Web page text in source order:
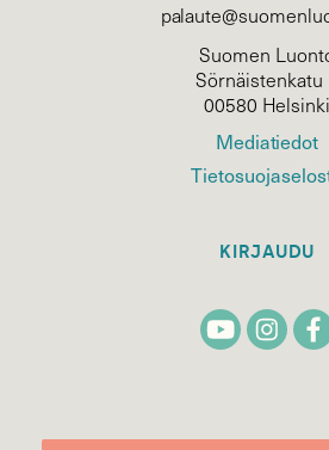
Suomen
Sörnäistenkatu
00580 Helsinki
Mediatiedot
KIRJAUDU